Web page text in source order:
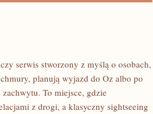
serwis stworzony z myślą o osobach,
planują wyjazd do Oz albo po
To miejsce, gdzie
z drogi, a klasyczny sightseeing